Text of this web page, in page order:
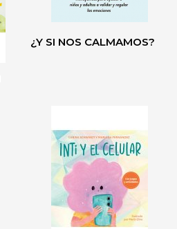
¿Y SI NOS CALMAMOS?